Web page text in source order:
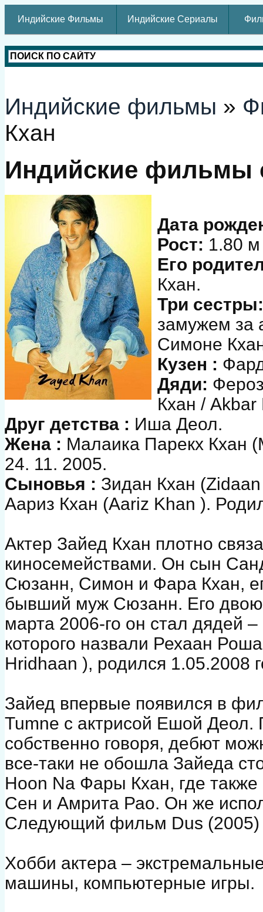
Индийские Фильмы Индийские Сериалы
Индийские фильмы »
Кхан
Индийские фильмы
Дата
Рост: 1.80 м
Его
Кхан.
Три сестры:
замужем за
Симоне
Кузен :
Дяди:
Кхан /
Друг детства : Иша Деол.
Жена : Малаика Парекх Кхан
24. 11. 2005.
Сыновья : Зидан Кхан
Аариз Кхан (Aariz Khan ).
Актер Зайед Кхан плотно
киносемействами. Он сын
Сюзанн, Симон и Фара Кхан,
бывший муж Сюзанн. Его
марта 2006-го он стал дядей
которого назвали Рехаан
Hridhaan ), родился 1.05.2008
Зайед впервые появился в
Tumne с актрисой Ешой
собственно говоря, дебют
все-таки не обошла Зайеда
Hoon Na Фары Кхан, где
Сен и Амрита Рао. Он же
Следующий фильм Dus (2005)
Хобби актера –
машины, компьютерные игры.